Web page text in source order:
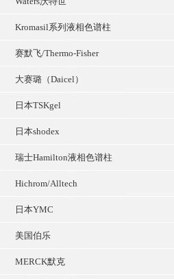
Kromasil系列液相色谱柱
赛默飞/Thermo-Fisher
大赛璐（Daicel）
日本TSKgel
日本shodex
瑞士Hamilton液相色谱柱
Hichrom/Alltech
日本YMC
美国伯乐
MERCK默克